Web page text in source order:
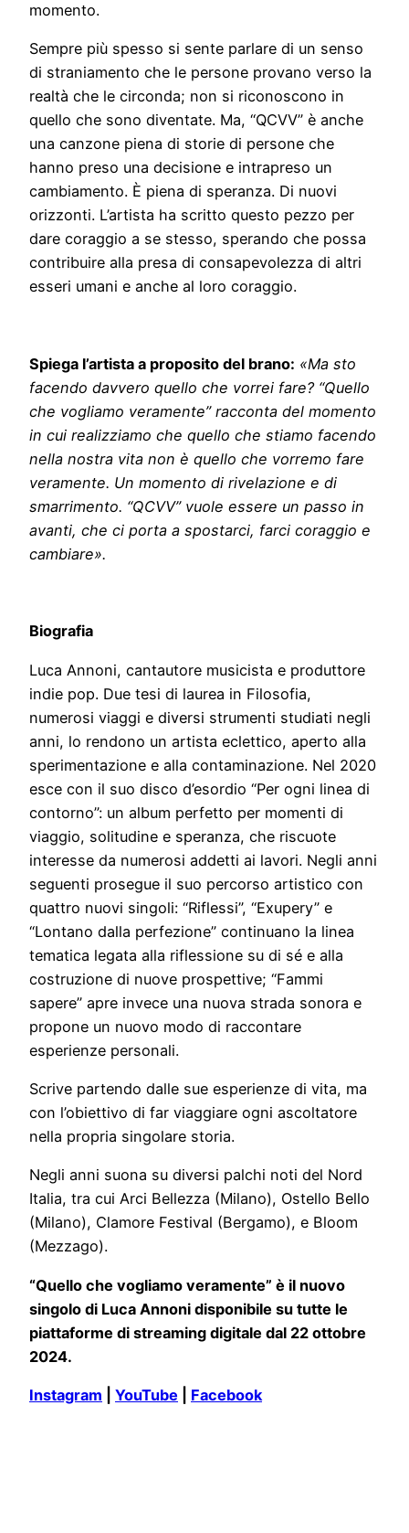
momento.
Sempre più spesso si sente parlare di un senso
di straniamento che le persone provano verso la
realtà che le circonda; non si riconoscono in
quello che sono diventate. Ma, “QCVV” è anche
una canzone piena di storie di persone che
hanno preso una decisione e intrapreso un
cambiamento. È piena di speranza. Di nuovi
orizzonti. L’artista ha scritto questo pezzo per
dare coraggio a se stesso, sperando che possa
contribuire alla presa di consapevolezza di altri
esseri umani e anche al loro coraggio.
Spiega l’artista a proposito del brano: «Ma sto
facendo davvero quello che vorrei fare? “Quello
che vogliamo veramente” racconta del momento
in cui realizziamo che quello che stiamo facendo
nella nostra vita non è quello che vorremo fare
veramente. Un momento di rivelazione e di
smarrimento. “QCVV” vuole essere un passo in
avanti, che ci porta a spostarci, farci coraggio e
cambiare».
Biografia
Luca Annoni, cantautore musicista e produttore
indie pop. Due tesi di laurea in Filosofia,
numerosi viaggi e diversi strumenti studiati negli
anni, lo rendono un artista eclettico, aperto alla
sperimentazione e alla contaminazione. Nel 2020
esce con il suo disco d’esordio “Per ogni linea di
contorno”: un album perfetto per momenti di
viaggio, solitudine e speranza, che riscuote
interesse da numerosi addetti ai lavori. Negli anni
seguenti prosegue il suo percorso artistico con
quattro nuovi singoli: “Riflessi”, “Exupery” e
“Lontano dalla perfezione” continuano la linea
tematica legata alla riflessione su di sé e alla
costruzione di nuove prospettive; “Fammi
sapere” apre invece una nuova strada sonora e
propone un nuovo modo di raccontare
esperienze personali.
Scrive partendo dalle sue esperienze di vita, ma
con l’obiettivo di far viaggiare ogni ascoltatore
nella propria singolare storia.
Negli anni suona su diversi palchi noti del Nord
Italia, tra cui Arci Bellezza (Milano), Ostello Bello
(Milano), Clamore Festival (Bergamo), e Bloom
(Mezzago).
“Quello che vogliamo veramente” è il nuovo
singolo di Luca Annoni disponibile su tutte le
piattaforme di streaming digitale dal 22 ottobre
2024.
Instagram YouTube Facebook